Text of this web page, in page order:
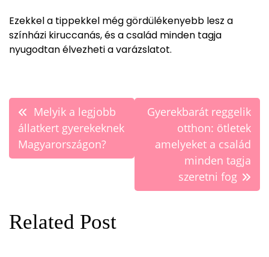
Ezekkel a tippekkel még gördülékenyebb lesz a
színházi kiruccanás, és a család minden tagja
nyugodtan élvezheti a varázslatot.
Bejegyzés
navigáció
Melyik a legjobb
állatkert gyerekeknek
Magyarországon?
Gyerekbarát reggelik
otthon: ötletek
amelyeket a család
minden tagja
szeretni fog
Related Post